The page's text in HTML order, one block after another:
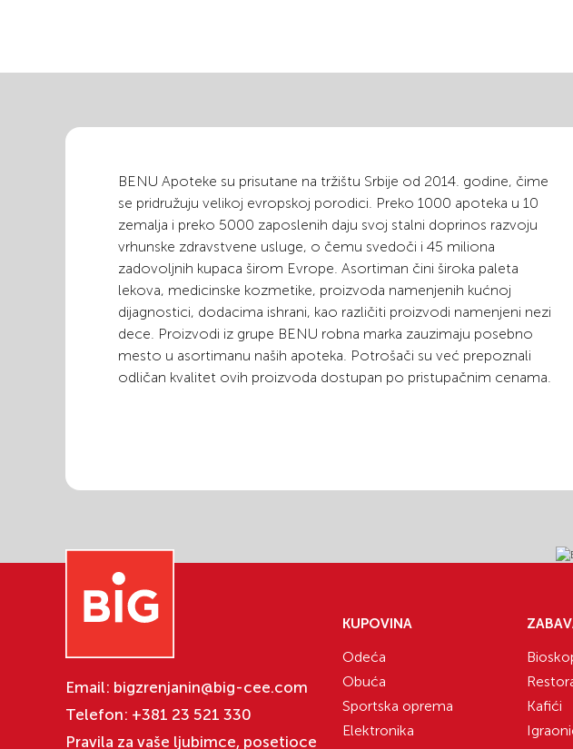
BENU Apoteke su prisutane na tržištu Srbije od 2014. godine, čime
se pridružuju velikoj evropskoj porodici. Preko 1000 apoteka u 10
zemalja i preko 5000 zaposlenih daju svoj stalni doprinos razvoju
vrhunske zdravstvene usluge, o čemu svedoči i 45 miliona
zadovoljnih kupaca širom Evrope. Asortiman čini široka paleta
lekova, medicinske kozmetike, proizvoda namenjenih kućnoj
dijagnostici, dodacima ishrani, kao različiti proizvodi namenjeni nezi
dece. Proizvodi iz grupe BENU robna marka zauzimaju posebno
mesto u asortimanu naših apoteka. Potrošači su već prepoznali
odličan kvalitet ovih proizvoda dostupan po pristupačnim cenama.
Email: bigzrenjanin@big-cee.com
Telefon: +381 23 521 330
Pravila za vaše ljubimce, posetioce
KUPOVINA
Odeća
Obuća
Sportska oprema
Elektronika
Kafići